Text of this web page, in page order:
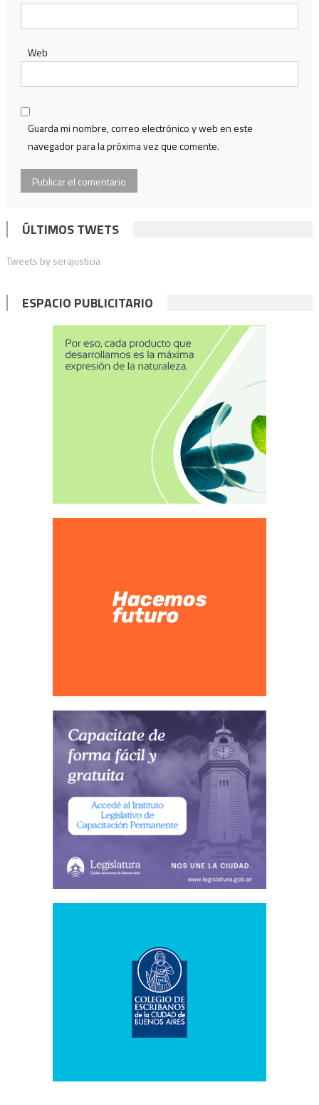
Web
Guarda mi nombre, correo electrónico y web en este
navegador para la próxima vez que comente.
ÚLTIMOS TWETS
Tweets by serajusticia
ESPACIO PUBLICITARIO